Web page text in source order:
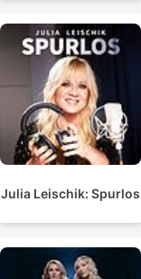
Julia Leischik: Spurlos